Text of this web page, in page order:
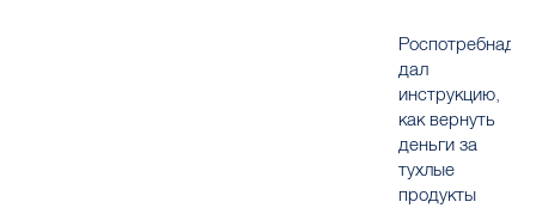
дал
инструкцию,
как вернуть
деньги за
тухлые
продукты